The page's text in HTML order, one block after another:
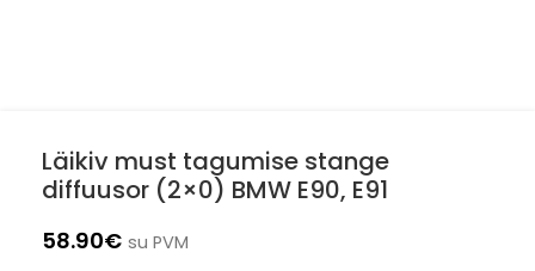
Läikiv must tagumise stange
diffuusor (2×0) BMW E90, E91
58.90€ su PVM